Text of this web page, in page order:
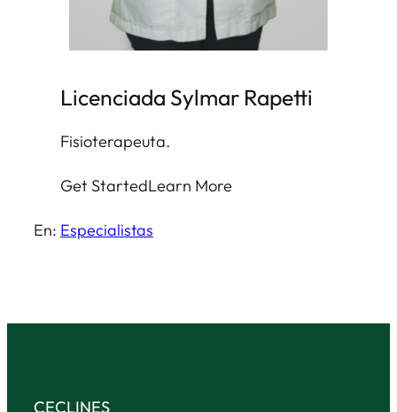
Licenciada Sylmar Rapetti
Fisioterapeuta.
Get StartedLearn More
En: Especialistas
CECLINES